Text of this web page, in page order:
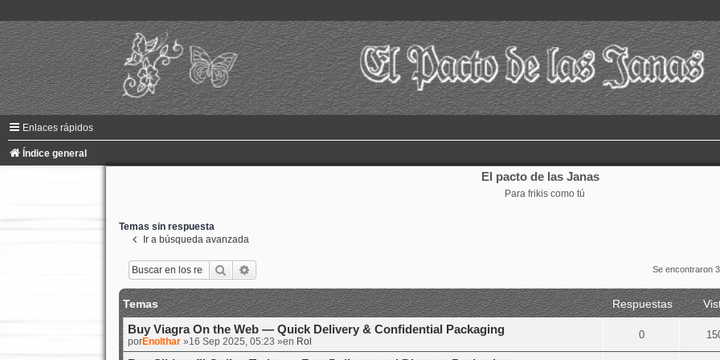
Enlaces rápidos
Índice general
El pacto de las Janas
Para frikis como tú
Temas sin respuesta
Ir a búsqueda avanzada
Buscar Se encontraron
Temas Respuestas
Buy Viagra On the Web — Quick Delivery & Confidential Packaging
porEnolthar»16 Sep 2025, 05:23 »en Rol
0